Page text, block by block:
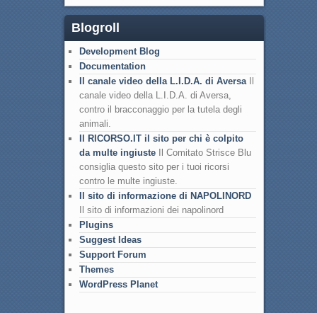
Blogroll
Development Blog
Documentation
Il canale video della L.I.D.A. di AversaIl
canale video della L.I.D.A. di Aversa,
contro il bracconaggio per la tutela degli
animali.
Il RICORSO.IT il sito per chi è colpito
da multe ingiusteIl Comitato Strisce Blu
consiglia questo sito per i tuoi ricorsi
contro le multe ingiuste.
Il sito di informazione di NAPOLINORD
Il sito di informazioni dei napolinord
Plugins
Suggest Ideas
Support Forum
Themes
WordPress Planet